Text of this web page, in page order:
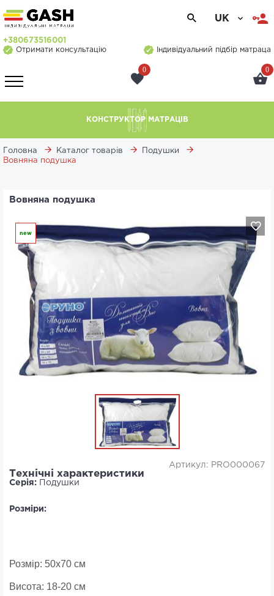
UK
+380673516001
Отримати консультацію
Індивідуальний підбір матраца
0 0
КОНСТРУКТОР МАТРАЦІВ
Головна Каталог товарів
Подушки
Вовняна подушка
Вовняна подушка
new
Артикул: PRO000067
Технічні характеристики
Серія: Подушки
Розміри:
Розмір: 50x70 см
Висота: 18-20 см